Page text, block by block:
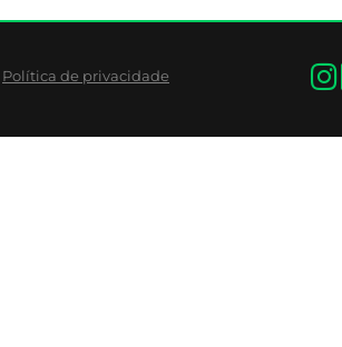
Política de privacidade